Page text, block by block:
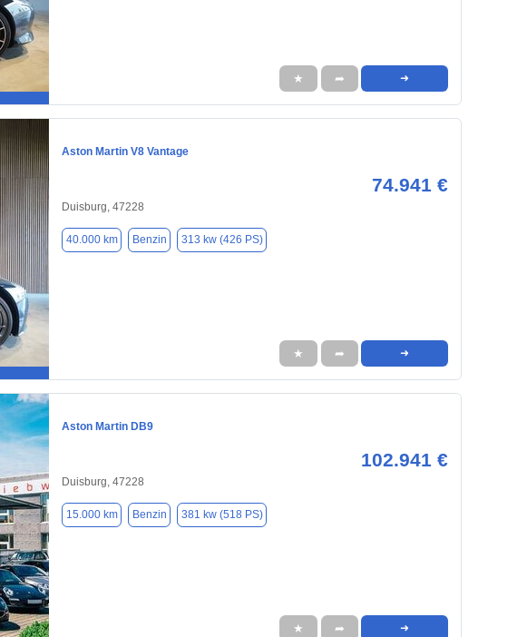
★ ➦ ➜
Aston Martin V8 Vantage
74.941 €
Duisburg, 47228
40.000 km Benzin 313 kw (426 PS)
★ ➦ ➜
Aston Martin DB9
102.941 €
Duisburg, 47228
15.000 km Benzin 381 kw (518 PS)
★ ➦ ➜